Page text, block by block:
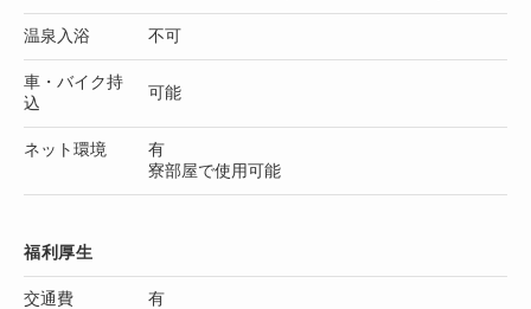
温泉入浴 不可
車・バイク持
込
可能
ネット環境
有
寮部屋で使用可能
福利厚生
交通費 有